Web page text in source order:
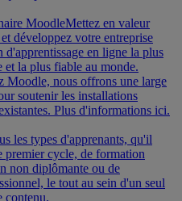
MoodleMettez en valeur
développez votre entreprise
d'apprentissage en ligne la plus
et la plus fiable au monde.
Moodle, nous offrons une large
soutenir les installations
Plus d'informations ici.
les types d'apprenants, qu'il
premier cycle, de formation
non diplômante ou de
le tout au sein d'un seul
contenu.